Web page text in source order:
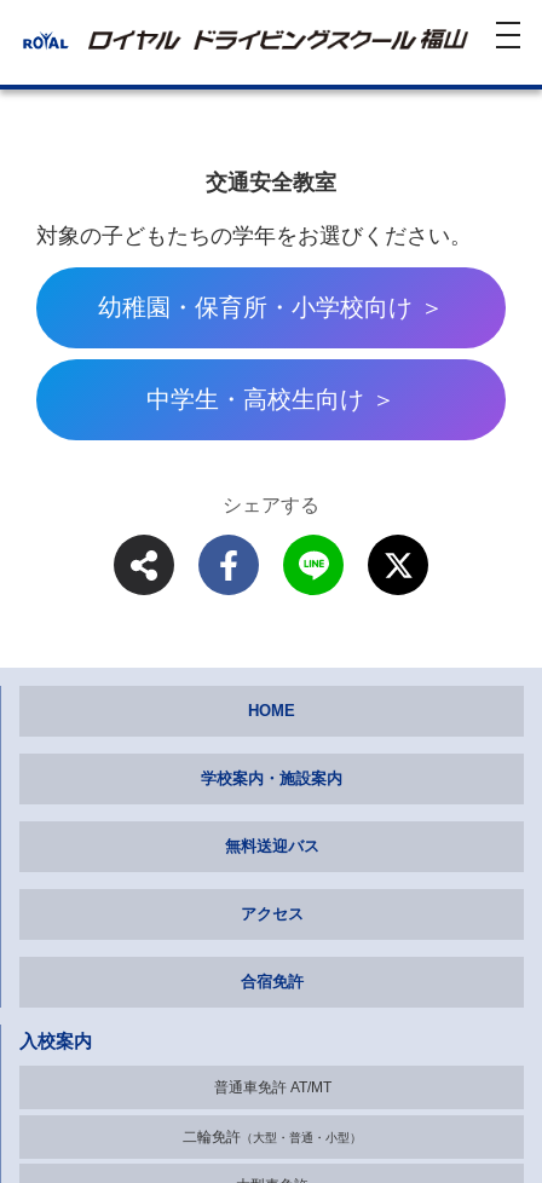
交通安全教室
対象の子どもたちの学年をお選びください。
幼稚園・保育所・小学校向け ＞
中学生・高校生向け ＞
シェアする
HOME
学校案内・施設案内
無料送迎バス
アクセス
合宿免許
入校案内
普通車免許 AT/MT
二輪免許 大型・普通・小型